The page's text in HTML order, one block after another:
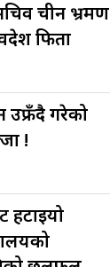
चीन भ्रमण
फिर्ता
उफ्रँदै गरेको
!
हटाइयो